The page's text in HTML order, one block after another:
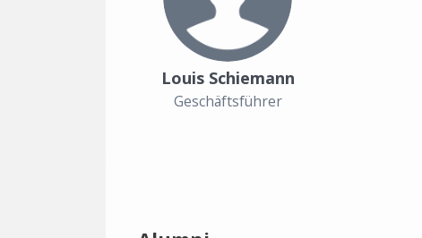
Louis Schiemann
Geschäftsführer